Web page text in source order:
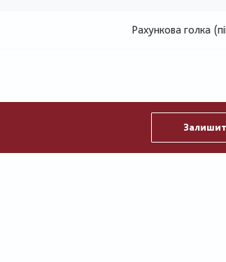
Рахункова голка